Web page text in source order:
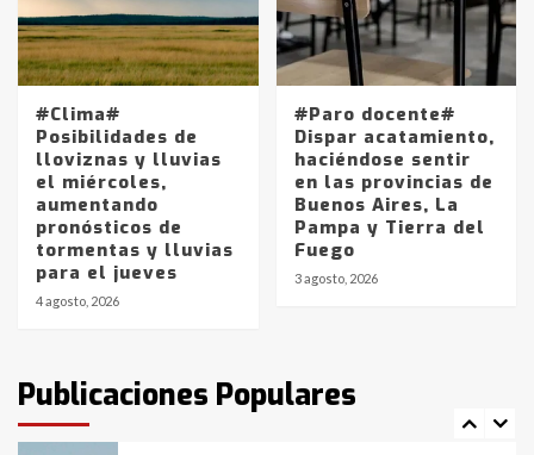
#Clima#
Posibilidades de
lloviznas y lluvias
el miércoles,
aumentando
pronósticos de
tormentas y lluvias
para el jueves
4 agosto, 2026
#Paro docente#
Dispar acatamiento,
haciéndose sentir
en las provincias de
Buenos Aires, La
Pampa y Tierra del
Fuego
3 agosto, 2026
Publicaciones Populares
4
5
Los precios de los combustibles en
La Pampa, desde YPF hasta Axion
entre 857 a 1338 pesos
6
La Bolsa de Cereales de Bahía
Blanca anticipa que Agosto vendrá
con lluvias y heladas, en gran parte
de la provincia
fueron detenidos por
comercialización de drogas en la
tarde del sábado